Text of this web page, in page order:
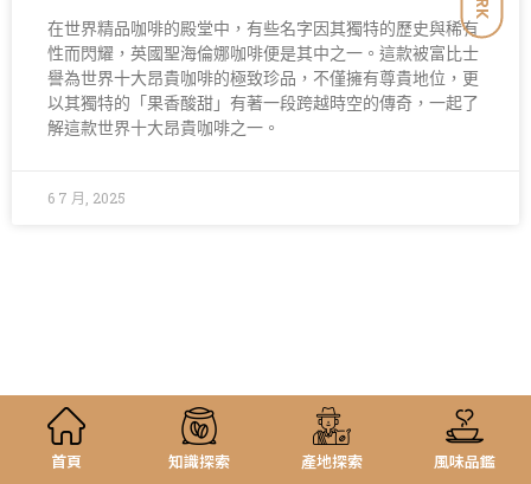
在世界精品咖啡的殿堂中，有些名字因其獨特的歷史與稀有
性而閃耀，英國聖海倫娜咖啡便是其中之一。這款被富比士
譽為世界十大昂貴咖啡的極致珍品，不僅擁有尊貴地位，更
以其獨特的「果香酸甜」有著一段跨越時空的傳奇，一起了
解這款世界十大昂貴咖啡之一。
6 7 月, 2025
首頁 知識探索 產地探索 風味品鑑